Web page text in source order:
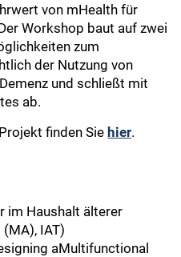
von mHealth für
Workshop baut auf zwei
zum
der Nutzung von
und schließt mit
ab.
finden Siehier.
im Haushalt älterer
IAT)
aMultifunctional